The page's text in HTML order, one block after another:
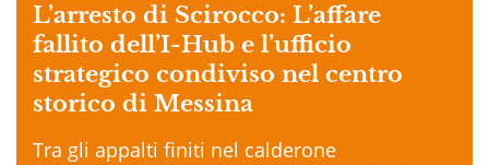
L’arresto di Scirocco: L’affare
fallito dell’I-Hub e l’ufficio
strategico condiviso nel centro
storico di Messina
Tra gli appalti finiti nel calderone